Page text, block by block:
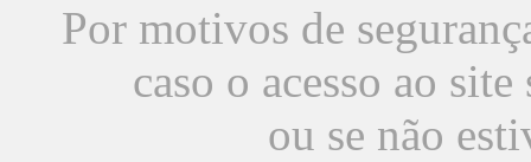
Por motivos de
caso o acesso ao
ou se não